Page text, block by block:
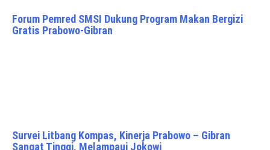
Forum Pemred SMSI Dukung Program Makan Bergizi
Gratis Prabowo-Gibran
Survei Litbang Kompas, Kinerja Prabowo – Gibran
Sangat Tinggi, Melampaui Jokowi